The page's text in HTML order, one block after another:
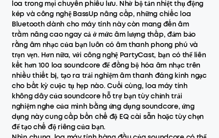
loa trong mọi chuyến phiêu lưu. Nhờ bộ tản nhiệt thụ động
kép và công nghệ BassUp nâng cấp, những chiếc loa
Bluetooth dành cho máy tính này còn mang đến âm
trầm nâng cao ngay cả ở mức âm lượng thấp, đảm bảo
rằng âm nhạc của bạn luôn có âm thanh phong phú và
trọn vẹn. Hơn nữa, với công nghệ PartyCast, bạn có thể liên
kết hơn 100 loa soundcore để đồng bộ hóa âm nhạc trên
nhiều thiết bị, tạo ra trải nghiệm âm thanh đáng kinh ngạc
cho bất kỳ cuộc tụ họp nào. Cuối cùng, loa máy tính
không dây của soundcore hỗ trợ bạn tùy chỉnh trải
nghiệm nghe của mình bằng ứng dụng soundcore, ứng
dụng này cung cấp bốn chế độ EQ cài sẵn hoặc tùy chọn
để tạo chế độ riêng của bạn.